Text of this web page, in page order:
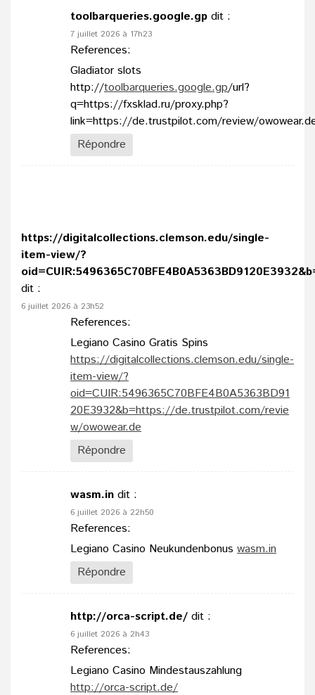
toolbarqueries.google.gp dit :
7 juillet 2026 à 17h23
References:
Gladiator slots
http://toolbarqueries.google.gp/url?
q=https://fxsklad.ru/proxy.php?
link=https://de.trustpilot.com/review/
Répondre
https://digitalcollections.clemson.edu/single-
item-view/?
dit :
6 juillet 2026 à 23h52
References:
Legiano Casino Gratis Spins
https://digitalcollections.clemson.edu/single-
item-view/?
oid=CUIR:5496365C70BFE4B0A5363BD91
20E3932&b=https://de.trustpilot.com/revie
w/owowear.de
Répondre
wasm.in dit :
6 juillet 2026 à 22h50
References:
Legiano Casino Neukundenbonus wasm.in
Répondre
http://orca-script.de/ dit :
6 juillet 2026 à 2h43
References:
Legiano Casino Mindestauszahlung
http://orca-script.de/